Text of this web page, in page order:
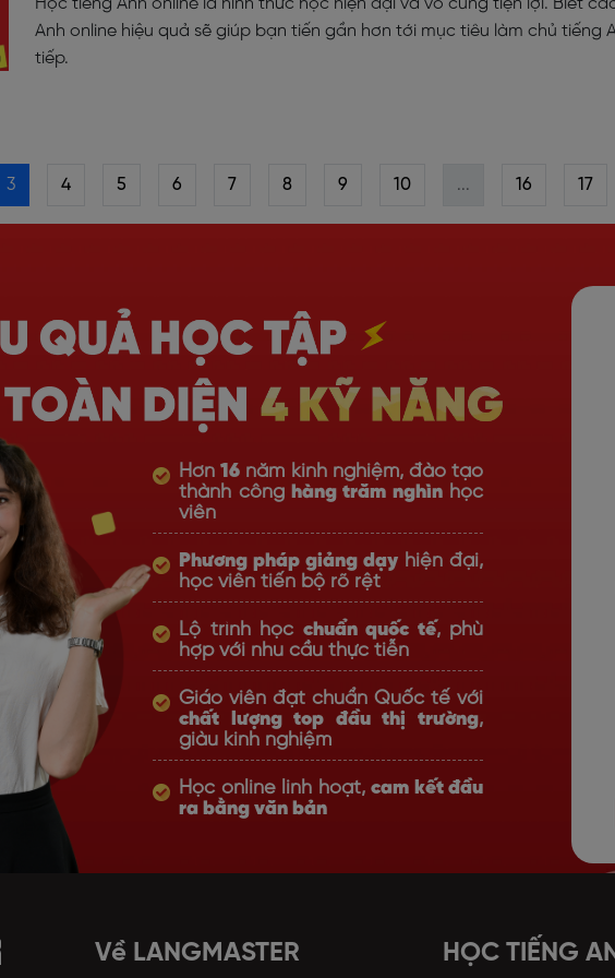
Anh online hiệu quả sẽ giúp bạn tiến gần hơn tới mục tiêu làm chủ tiếng
tiếp.
3 4 5 6 7 8 9 10 ... 16 17
Hơn16 năm kinh nghiệm, đào tạo
thành công hàng trăm nghìnhọc
viên
Phương pháp giảng dạy hiện đại,
học viên tiến bộ rõ rệt
Lộ trình học chuẩn quốc tế, phù
hợp với nhu cầu thực tiễn
Giáo viên đạt chuẩn Quốc tế với
chất lượng top đầu thị trường,
giàu kinh nghiệm
Học online linh hoạt,cam kết đầu
ra bằng văn bản
Về LANGMASTER HỌC TIẾNG